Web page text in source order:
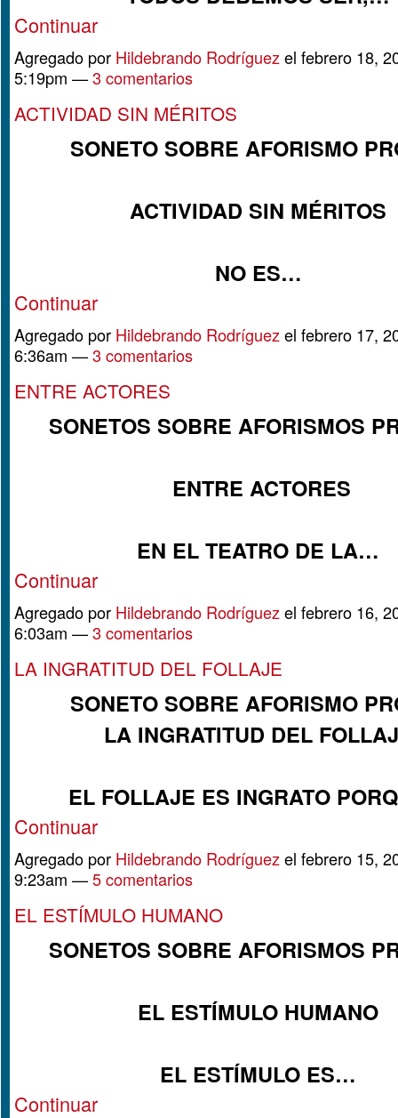
Continuar
Agregado por Hildebrando Rodríguez el febrero 18,
5:19pm —3 comentarios
ACTIVIDAD SIN MÉRITOS
SONETO SOBRE AFORISMO
ACTIVIDAD SIN MÉRITOS
NO ES…
Continuar
Agregado por Hildebrando Rodríguez el febrero 17,
6:36am —3 comentarios
ENTRE ACTORES
SONETOS SOBRE AFORISMOS
ENTRE ACTORES
EN EL TEATRO DE LA…
Continuar
Agregado por Hildebrando Rodríguez el febrero 16,
6:03am —3 comentarios
LA INGRATITUD DEL FOLLAJE
SONETO SOBRE AFORISMO
LA INGRATITUD DEL
EL FOLLAJE ES INGRATO
Continuar
Agregado por Hildebrando Rodríguez el febrero 15,
9:23am —5 comentarios
EL ESTÍMULO HUMANO
SONETOS SOBRE AFORISMOS
EL ESTÍMULO HUMANO
EL ESTÍMULO ES…
Continuar